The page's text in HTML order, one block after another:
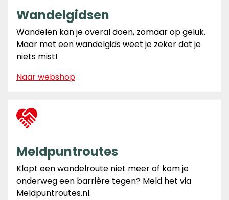
Wandelgidsen
Wandelen kan je overal doen, zomaar op geluk.
Maar met een wandelgids weet je zeker dat je
niets mist!
Naar webshop
Meldpuntroutes
Klopt een wandelroute niet meer of kom je
onderweg een barrière tegen? Meld het via
Meldpuntroutes.nl.